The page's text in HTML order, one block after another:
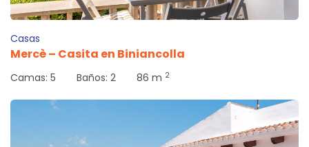
Casas
Mercè – Casita en Biniancolla
Camas: 5 Baños: 2 86 m 2